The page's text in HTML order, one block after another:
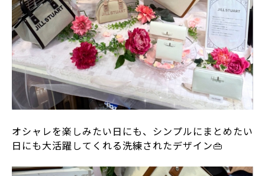
オシャレを楽しみたい日にも、シンプルにまとめたい
日にも大活躍してくれる洗練されたデザイン👜